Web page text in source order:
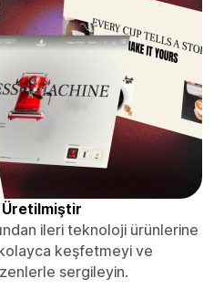
ileri teknoloji ürünlerine
keşfetmeyi ve
sergileyin.